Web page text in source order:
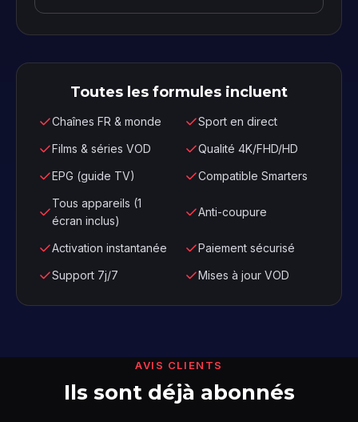
Toutes les formules incluent
Chaînes FR & monde
Sport en direct
Films & séries VOD
Qualité 4K/FHD/HD
EPG (guide TV)
Compatible Smarters
Tous appareils (1
écran inclus)
Anti-coupure
Activation instantanée
Paiement sécurisé
Support 7j/7
Mises à jour VOD
AVIS CLIENTS
Ils sont déjà abonnés